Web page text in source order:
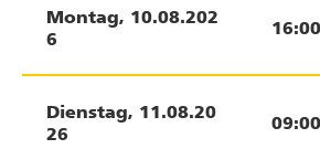
einem so hohen
angekommen ist, dass ein Wort
Montag, 10.08.202
6
16:00
Dienstag, 11.08.20
26
09:00